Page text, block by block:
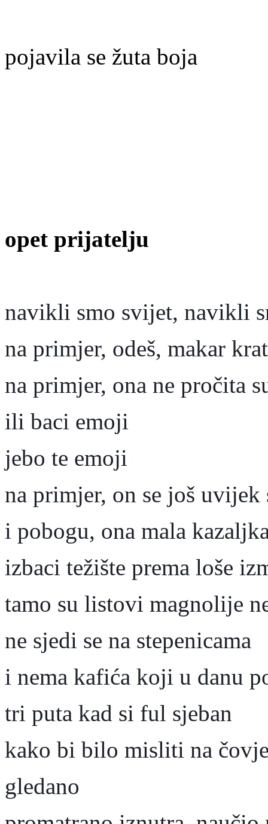
pojavila se žuta boja
opet prijatelju
navikli smo svijet, navikli
na primjer, odeš, makar
na primjer, ona ne pročita
ili baci emoji
jebo te emoji
na primjer, on se još uvijek
i pobogu, ona mala
izbaci težište prema loše
tamo su listovi magnolije
ne sjedi se na stepenicama
i nema kafića koji u danu
tri puta kad si ful sjeban
kako bi bilo misliti na
gledano